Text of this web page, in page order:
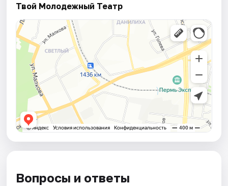
Твой Молодежный Театр
Вопросы и ответы